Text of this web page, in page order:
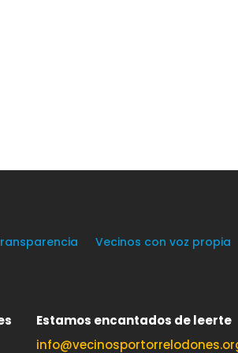
Vecinos con voz propia
Estamos encantados de leerte